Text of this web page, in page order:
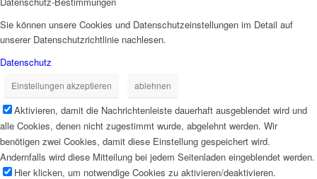
Sie können unsere Cookies und Datenschutzeinstellungen im Detail auf
unserer Datenschutzrichtlinie nachlesen.
Datenschutz
Einstellungen akzeptieren ablehnen
Aktivieren, damit die Nachrichtenleiste dauerhaft ausgeblendet wird und
alle Cookies, denen nicht zugestimmt wurde, abgelehnt werden. Wir
benötigen zwei Cookies, damit diese Einstellung gespeichert wird.
Andernfalls wird diese Mitteilung bei jedem Seitenladen eingeblendet werden.
Hier klicken, um notwendige Cookies zu aktivieren/deaktivieren.